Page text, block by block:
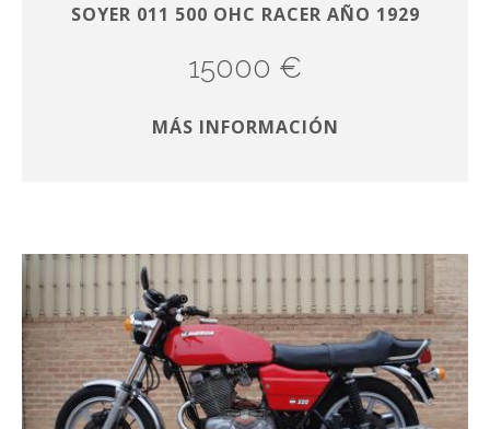
SOYER 011 500 OHC RACER AÑO 1929
15000 €
MÁS INFORMACIÓN